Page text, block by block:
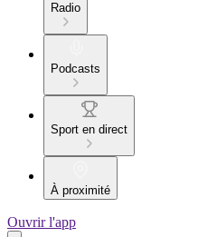
Radio
Podcasts
Sport en direct
À proximité
Ouvrir l'app